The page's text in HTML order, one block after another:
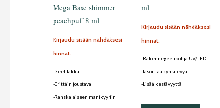
Mega Base shimmer
peachpuff 8 ml
Kirjaudu sisään nähdäksesi
hinnat.
-Geelilakka
-Erittäin joustava
-Ranskalaiseen manikyyriin
ml
Kirjaudu sisään nähdäksesi
hinnat.
-Rakennegeelipohja UV/LED
-Tasoittaa kynsilevyä
-Lisää kestävyyttä